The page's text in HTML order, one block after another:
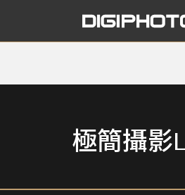
極簡攝影